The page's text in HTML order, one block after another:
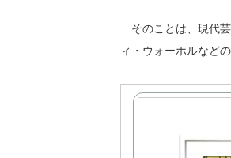
そのことは、現代
ィ・ウォーホルなど